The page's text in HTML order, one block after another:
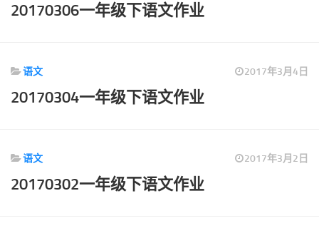
论坛
页面
关于
友情链接
20170306一年级下语文作业
语文 2017年3月4日
20170304一年级下语文作业
语文 2017年3月2日
20170302一年级下语文作业